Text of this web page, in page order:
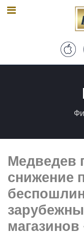
Медведев
снижение